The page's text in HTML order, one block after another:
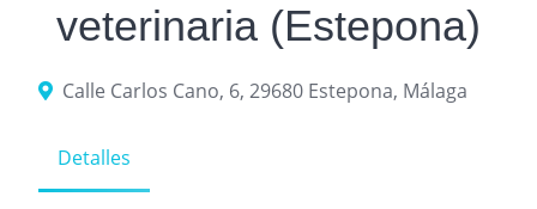
veterinaria (Estepona)
Calle Carlos Cano, 6, 29680 Estepona, Málaga
Detalles